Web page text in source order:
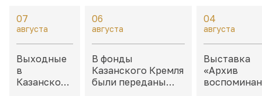
07
августа
Выходные
в
Казанском
06
августа
В фонды
Казанского Кремля
были переданы
04
августа
Выставка
«Архив